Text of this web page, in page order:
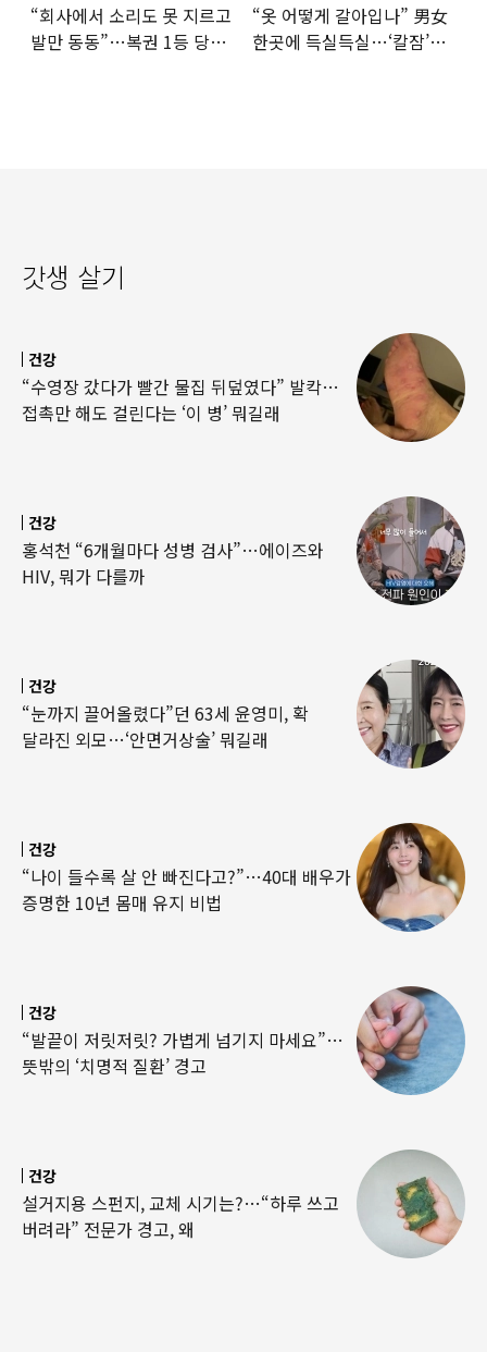
“회사에서 소리도 못 지르고
발만 동동”…복권 1등 당첨
“옷 어떻게 갈아입나” 男女
한곳에 득실득실…‘칼잠’
갓생 살기
건강
“수영장 갔다가 빨간 물집 뒤덮였다” 발칵…
접촉만 해도 걸린다는 ‘이 병’ 뭐길래
건강
홍석천 “6개월마다 성병 검사”…에이즈와
HIV, 뭐가 다를까
건강
“눈까지 끌어올렸다”던 63세 윤영미, 확
달라진 외모…‘안면거상술’ 뭐길래
건강
“나이 들수록 살 안 빠진다고?”…40대 배우가
증명한 10년 몸매 유지 비법
건강
“발끝이 저릿저릿? 가볍게 넘기지 마세요”…
뜻밖의 ‘치명적 질환’ 경고
건강
설거지용 스펀지, 교체 시기는?…“하루 쓰고
버려라” 전문가 경고, 왜